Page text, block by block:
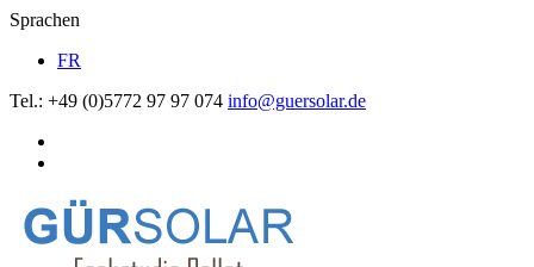
Sprachen
FR
Tel.: +49 (0)5772 97 97 074 info@guersolar.de